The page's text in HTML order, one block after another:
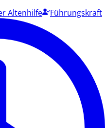
Altenhilfe Führungskraft